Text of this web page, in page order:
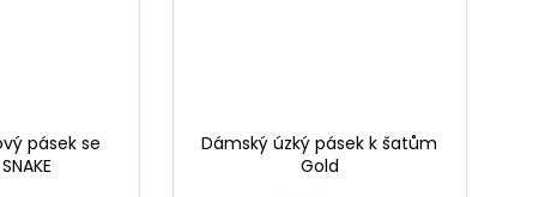
pásek se
Dámský úzký pásek k šatům
Gold